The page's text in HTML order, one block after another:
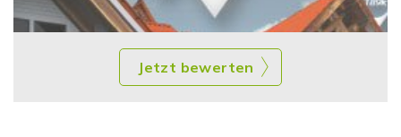
Jetzt bewerten